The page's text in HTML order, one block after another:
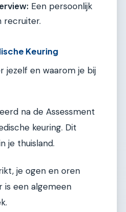
Een persoonlijk
recruiter.
Keuring
jezelf en waarom je bij
na de Assessment
keuring. Dit
je thuisland.
je ogen en oren
een algemeen